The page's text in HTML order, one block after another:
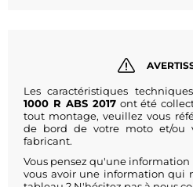
Les caractéristiques
1000 R ABS 2017ont été
tout montage, veuillez vous
de bord de votre moto et/ou
fabricant.
Vous pensez qu'une information
vous avoir une information qui